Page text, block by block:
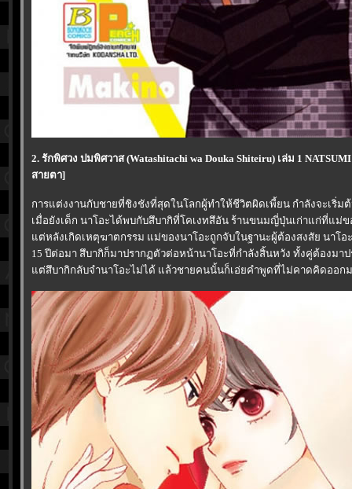
2. รักพิศวง ปมพิศวาส (Watashitachi wa Douka Shiteiru) เล่ม 1
สายตา]
การแต่งงานกับชายที่ชิงชังที่สุดในโลกผู้ทำให้ชีวิตผิดเพี้ยน กำลังจะเริ่ม
เมื่อยังเด็ก นาโอะได้พบกับสึบากิที่โคเงทสึอัน ร้านขนมญี่ปุ่นเก่าแก่ที่แม่
ต่หลังเกิดเหตุฆาตกรรม แม่ของนาโอะถูกจับในฐานะผู้ต้องสงสัย นาโอ
15 ปีต่อมา สึบากิก็มาปรากฏตัวต่อหน้านาโอะที่กำลังสิ้นหวัง ทั้งคู่ต้องม
ต่สึบากิกลับจำนาโอะไม่ได้ แล้วชายคนนั้นก็เอ่ยคำพูดที่ไม่คาดคิดออกม